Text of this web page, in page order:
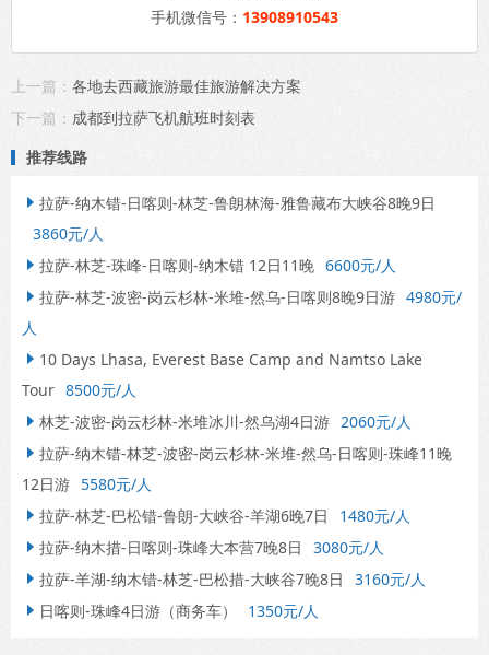
手机微信号： 13908910543
上一篇： 各地去西藏旅游最佳旅游解决方案
下一篇： 成都到拉萨飞机航班时刻表
推荐线路
 拉萨-纳木错-日喀则-林芝-鲁朗林海-雅鲁藏布大峡谷8晚9日
3860元/人
 拉萨-林芝-珠峰-日喀则-纳木错 12日11晚 6600元/人
 拉萨-林芝-波密-岗云杉林-米堆-然乌-日喀则8晚9日游 4980元/
人
 10 Days Lhasa, Everest Base Camp and Namtso Lake
Tour 8500元/人
 林芝-波密-岗云杉林-米堆冰川-然乌湖4日游 2060元/人
 拉萨-纳木错-林芝-波密-岗云杉林-米堆-然乌-日喀则-珠峰11晚
12日游 5580元/人
 拉萨-林芝-巴松错-鲁朗-大峡谷-羊湖6晚7日 1480元/人
 拉萨-纳木措-日喀则-珠峰大本营7晚8日 3080元/人
 拉萨-羊湖-纳木错-林芝-巴松措-大峡谷7晚8日 3160元/人
 日喀则-珠峰4日游（商务车） 1350元/人